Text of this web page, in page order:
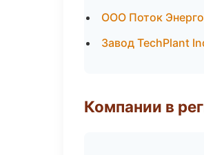
ООО Поток
Завод TechPlant
Компании в